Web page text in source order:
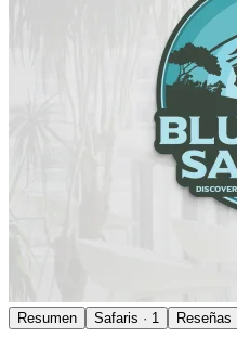
Resumen Safaris · 1 Reseñas